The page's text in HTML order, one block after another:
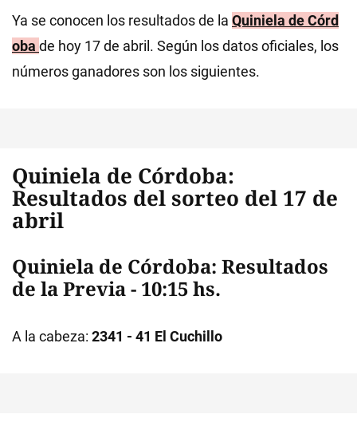
Ya se conocen los resultados de la Quiniela deCórd
oba de hoy 17 de abril. Según los datos oficiales, los
números ganadores son los siguientes.
Quiniela de Córdoba:
Resultados del sorteo del 17 de
abril
Quiniela de Córdoba: Resultados
de la Previa - 10:15 hs.
A la cabeza: 2341 - 41 El Cuchillo